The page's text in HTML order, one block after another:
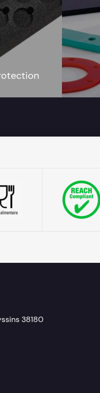
38180